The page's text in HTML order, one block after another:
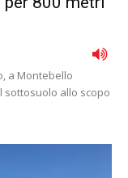
a Montebello
sottosuolo allo scopo